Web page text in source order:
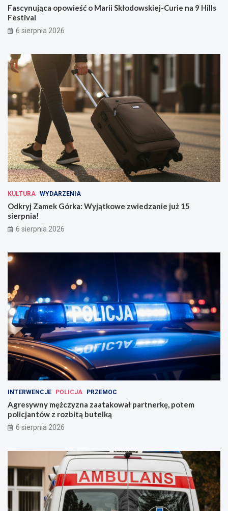
Fascynująca opowieść o Marii Skłodowskiej-Curie na 9 Hills
Festival
6 sierpnia 2026
KULTURA WYDARZENIA
Odkryj Zamek Górka: Wyjątkowe zwiedzanie już 15
sierpnia!
6 sierpnia 2026
INTERWENCJE POLICJA PRZEMOC
Agresywny mężczyzna zaatakował partnerkę, potem
policjantów z rozbitą butelką
6 sierpnia 2026